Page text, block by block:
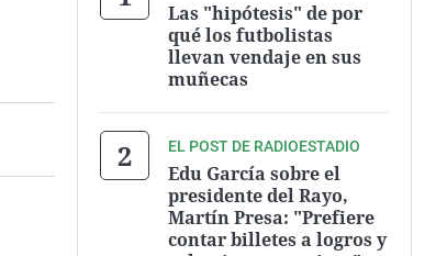
Las "hipótesis" de por
qué los futbolistas
llevan vendaje en sus
muñecas
EL POST DE RADIOESTADIO
Edu García sobre el
presidente del Rayo,
Martín Presa: "Prefiere
contar billetes a logros y